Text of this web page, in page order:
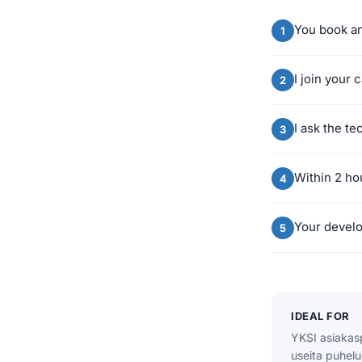
You book
I join your
I ask the
Within 2
Your
IDEAL FOR
YKSI
useita